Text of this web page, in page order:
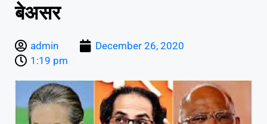
बेअसर
admin
December 26, 2020
1:19 pm